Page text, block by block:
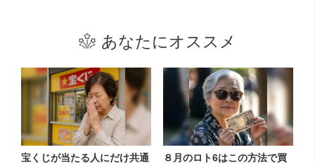
あなたにオススメ
宝くじが当たる人にだけ共通
８月のロト6はこの方法で買